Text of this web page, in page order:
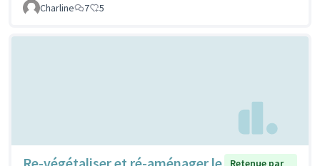
Charline
7 5
Retenue par